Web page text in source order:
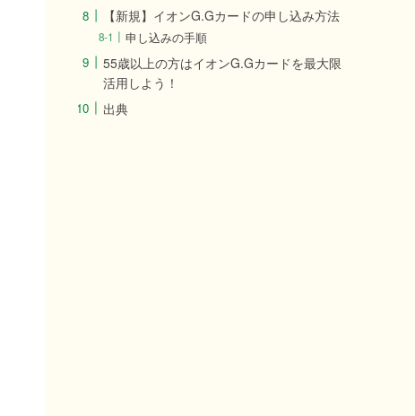
【新規】イオンG.Gカードの申し込み方法
申し込みの手順
55歳以上の方はイオンG.Gカードを最大限
活用しよう！
出典